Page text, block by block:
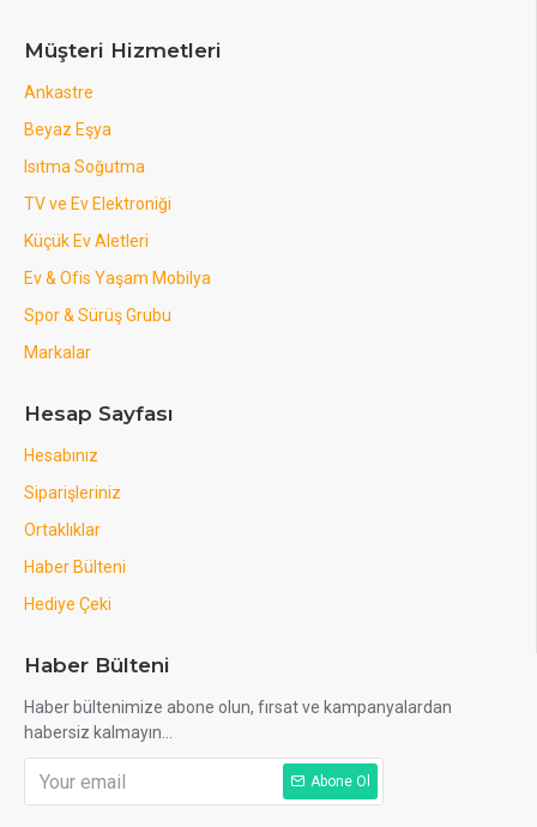
Müşteri Hizmetleri
Ankastre
Beyaz Eşya
Isıtma Soğutma
TV ve Ev Elektroniği
Küçük Ev Aletleri
Ev & Ofis Yaşam Mobilya
Spor & Sürüş Grubu
Markalar
Hesap Sayfası
Hesabınız
Siparişleriniz
Ortaklıklar
Haber Bülteni
Hediye Çeki
Haber Bülteni
Haber bültenimize abone olun, fırsat ve kampanyalardan
habersiz kalmayın...
Abone Ol